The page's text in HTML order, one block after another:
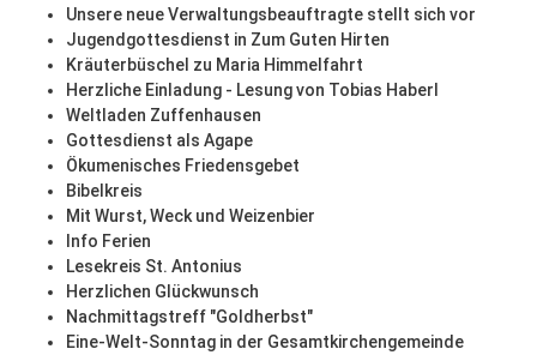
Unsere neue Verwaltungsbeauftragte stellt sich vor
Jugendgottesdienst in Zum Guten Hirten
Kräuterbüschel zu Maria Himmelfahrt
Herzliche Einladung - Lesung von Tobias Haberl
Weltladen Zuffenhausen
Gottesdienst als Agape
Ökumenisches Friedensgebet
Bibelkreis
Mit Wurst, Weck und Weizenbier
Info Ferien
Lesekreis St. Antonius
Herzlichen Glückwunsch
Nachmittagstreff "Goldherbst"
Eine-Welt-Sonntag in der Gesamtkirchengemeinde